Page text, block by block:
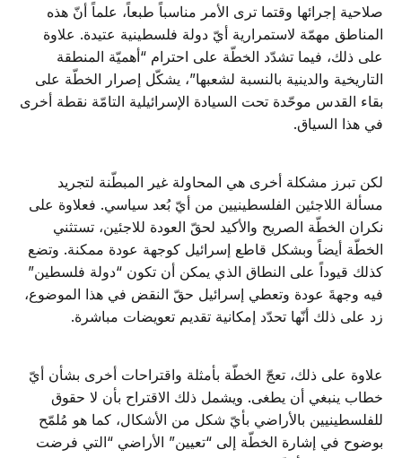
صلاحية إجرائها وقتما ترى الأمر مناسباً طبعاً، علماً أنّ هذه
المناطق مهمّة لاستمرارية أيّ دولة فلسطينية عتيدة. علاوة
على ذلك، فيما تشدّد الخطّة على احترام “أهميّة المنطقة
التاريخية والدينية بالنسبة لشعبها”، يشكّل إصرار الخطّة على
بقاء القدس موحّدة تحت السيادة الإسرائيلية التامّة نقطة أخرى
في هذا السياق.
لكن تبرز مشكلة أخرى هي المحاولة غير المبطّنة لتجريد
مسألة اللاجئين الفلسطينيين من أيّ بُعد سياسي. فعلاوة على
نكران الخطّة الصريح والأكيد لحقّ العودة للاجئين، تستثني
الخطّة أيضاً وبشكل قاطع إسرائيل كوجهة عودة ممكنة. وتضع
كذلك قيوداً على النطاق الذي يمكن أن تكون “دولة فلسطين”
فيه وجهةَ عودة وتعطي إسرائيل حقّ النقض في هذا الموضوع،
زد على ذلك أنّها تحدّد إمكانية تقديم تعويضات مباشرة.
علاوة على ذلك، تعجّ الخطّة بأمثلة واقتراحات أخرى بشأن أيّ
خطاب ينبغي أن يطغى. ويشمل ذلك الاقتراح بأن لا حقوق
للفلسطينيين بالأراضي بأيّ شكل من الأشكال، كما هو مُلمّح
بوضوح في إشارة الخطّة إلى “تعيين” الأراضي “التي فرضت